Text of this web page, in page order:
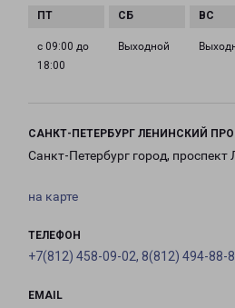
с 09:00 до
18:00
Выходной
САНКТ-ПЕТЕРБУРГ ЛЕНИНСКИЙ
Санкт-Петербург город, проспект
на карте
ТЕЛЕФОН
+7(812) 458-09-02, 8(812) 494-88-
EMAIL